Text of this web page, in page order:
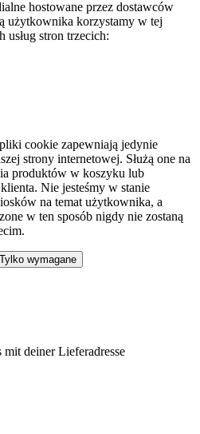
hostowane przez dostawców
użytkownika korzystamy w tej
usług stron trzecich:
cookie zapewniają jedynie
strony internetowej. Służą one na
produktów w koszyku lub
Nie jesteśmy w stanie
na temat użytkownika, a
w ten sposób nigdy nie zostaną
Tylko wymagane
mit deiner Lieferadresse